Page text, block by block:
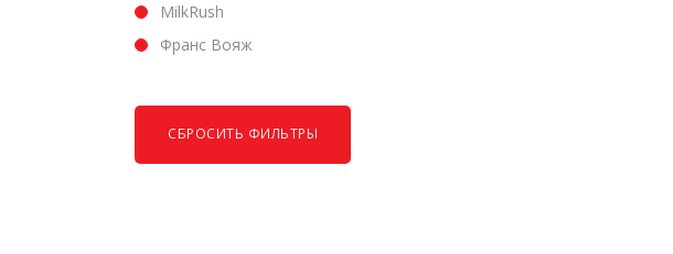
MilkRush
Франс Вояж
СБРОСИТЬ ФИЛЬТРЫ